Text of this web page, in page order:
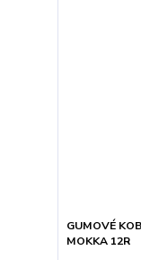
GUMOVÉ
MOKKA 12R